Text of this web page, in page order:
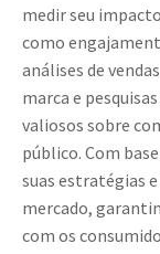
medir seu
como
análises de
marca e
valiosos sobre
público. Com
suas estratégias
mercado,
com os